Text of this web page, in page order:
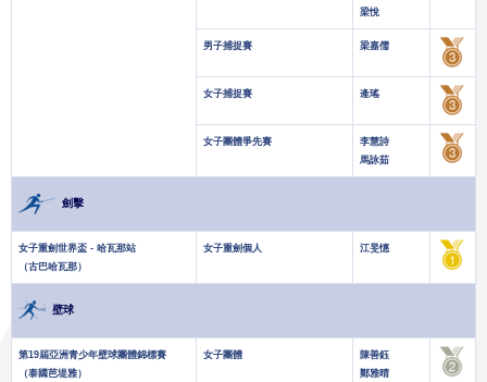
梁悅
男子捕捉賽 梁嘉儒
女子捕捉賽 逄瑤
女子團體爭先賽
李慧詩
馬詠茹
劍擊
女子重劍世界盃 - 哈瓦那站
（古巴哈瓦那）
女子重劍個人 江旻憓
壁球
第19屆亞洲青少年壁球團體錦標賽
（泰國芭堤雅）
女子團體
陳善鈺
鄭雅晴